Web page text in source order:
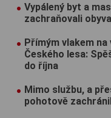
Vypálený byt a
zachraňovali
Přímým vlakem
Českého lesa:
do října
Mimo službu, a
pohotově